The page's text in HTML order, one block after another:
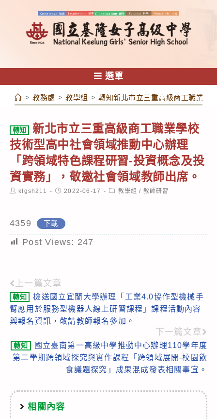
容
選單
> 教務處 > 教學組 > 轉知新北市立三重高級商工職業學
轉知
新北市立三重高級商工職業學校
技術型高中社會領域推動中心辦理
「跨領域特色課程研習-投資概念及投
資實務」，敬邀社會領域教師出席。
Postklgsh211
Post2022-06-17
Post教學組 / 教師研習
4359 下載
Post Views: 247
Read
more
articles
上一篇文章
轉知
檢送國立宜蘭大學辦理「工業4.0協作型機械手
臂應用於服務型機器人線上研習課程」課程活動內容
與報名資訊，敬請教師報名參加。
下一篇文章
轉知
國立臺南第一高級中學推動中心辦理110學年度
第二學期跨領域探究與實作課程「跨領域展開-校園飲
食議題探究」成果混成發表相關事宜。
相關內容